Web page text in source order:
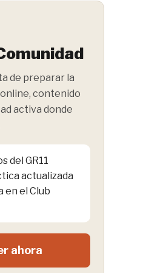
de preparar la
contenido
activa donde
del GR11
actualizada
en el Club
ahora